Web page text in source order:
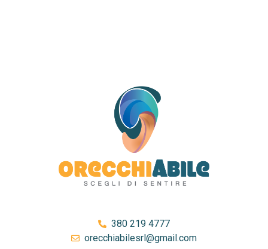
380 219 4777
orecchiabilesrl@gmail.com